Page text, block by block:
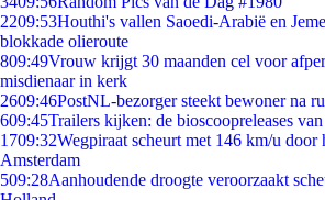
2209:53Houthi's vallen Saoedi-Arabië en
blokkade olieroute
809:49Vrouw krijgt 30 maanden cel voor
misdienaar in kerk
2609:46PostNL-bezorger steekt bewoner na
609:45Trailers kijken: de bioscoopreleases
1709:32Wegpiraat scheurt met 146 km/u door
Amsterdam
509:28Aanhoudende droogte veroorzaakt